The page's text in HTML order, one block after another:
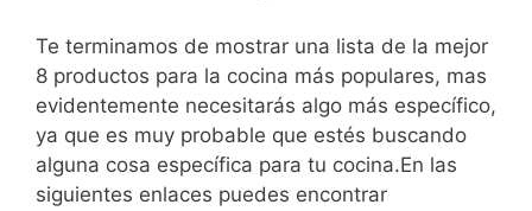
Te terminamos de mostrar una lista de la mejor
8 productos para la cocina más populares, mas
evidentemente necesitarás algo más específico,
ya que es muy probable que estés buscando
alguna cosa específica para tu cocina.En las
siguientes enlaces puedes encontrar